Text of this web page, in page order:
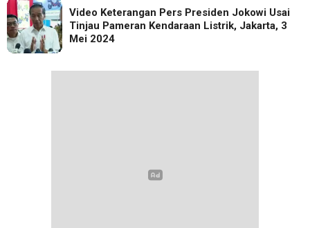
Video Keterangan Pers Presiden Jokowi Usai
Tinjau Pameran Kendaraan Listrik, Jakarta, 3
Mei 2024